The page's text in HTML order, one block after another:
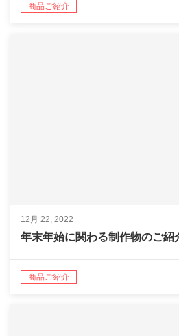
商品ご紹介
12月 22, 2022
年末年始に関わる制作物のご紹
商品ご紹介